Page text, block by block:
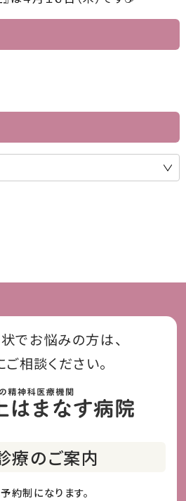
でお悩みの方は、
相談ください。
療のご案内
約制になります。